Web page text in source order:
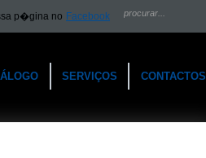
p�gina no Facebook
SERVIÇOS CONTACTOS